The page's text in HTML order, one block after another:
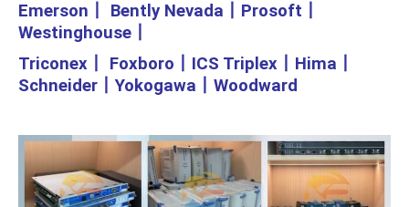
Emerson
Bently Nevada Prosoft
Westinghouse
Triconex
Foxboro ICS Triplex Hima
Schneider 丨Yokogawa Woodward